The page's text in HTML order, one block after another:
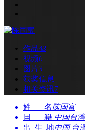
|
作品43
视频6
图片3
获奖信息
相关资讯7
姓 名陈国富
国 籍 中国台湾
出 生 地中国,台